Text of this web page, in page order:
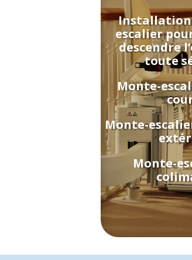
Installation
escalier
descendre
toute
Monte-
Monte-
Monte-